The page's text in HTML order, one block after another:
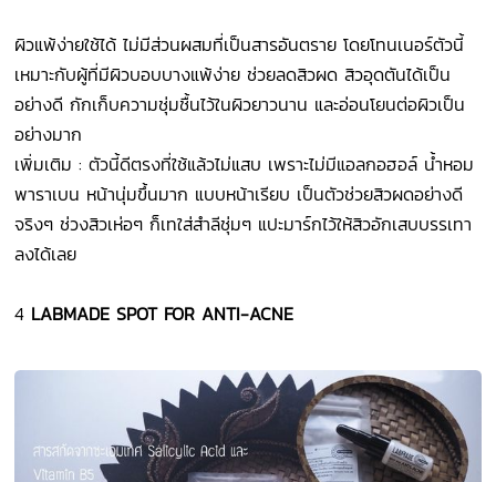
ผิวแพ้ง่ายใช้ได้ ไม่มีส่วนผสมที่เป็นสารอันตราย โดยโทนเนอร์ตัวนี้
เหมาะกับผู้ที่มีผิวบอบบางแพ้ง่าย ช่วยลดสิวผด สิวอุดตันได้เป็น
อย่างดี กักเก็บความชุ่มชื้นไว้ในผิวยาวนาน และอ่อนโยนต่อผิวเป็น
อย่างมาก
เพิ่มเติม : ตัวนี้ดีตรงที่ใช้แล้วไม่แสบ เพราะไม่มีแอลกอฮอล์ น้ำหอม
พาราเบน หน้านุ่มขึ้นมาก แบบหน้าเรียบ เป็นตัวช่วยสิวผดอย่างดี
จริงๆ ช่วงสิวเห่อๆ ก็เทใส่สำลีชุ่มๆ แปะมาร์กไว้ให้สิวอักเสบบรรเทา
ลงได้เลย
4 LABMADE SPOT FOR ANTI-ACNE